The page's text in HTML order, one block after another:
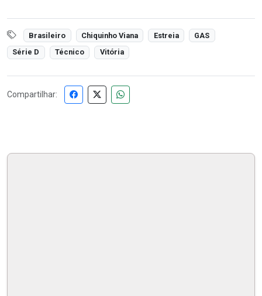
Brasileiro Chiquinho Viana Estreia
GAS
Série D
Técnico Vitória
Compartilhar: